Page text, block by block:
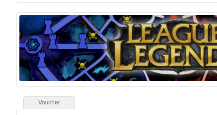
Voucher